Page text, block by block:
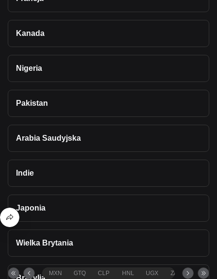
Kanada
Nigeria
Pakistan
Arabia Saudyjska
Indie
Japonia
Wielka Brytania
MXN GTQ CLP HNL UGX ZAR TND